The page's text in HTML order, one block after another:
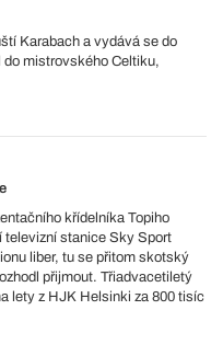
Karabach a vydává se do
mistrovského Celtiku,
křídelníka Topiho
televizní stanice Sky Sport
liber, tu se přitom skotský
přijmout. Třiadvacetiletý
lety z HJK Helsinki za 800 tisíc